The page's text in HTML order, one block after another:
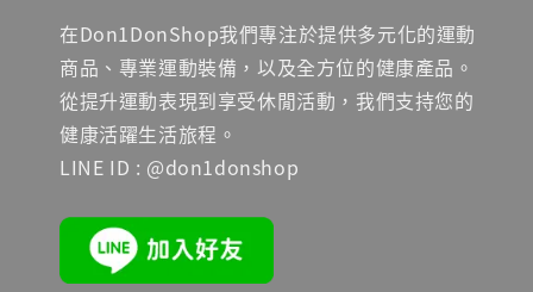
在Don1DonShop我們專注於提供多元化的運動
商品、專業運動裝備，以及全方位的健康產品。
從提升運動表現到享受休閒活動，我們支持您的
健康活躍生活旅程。
LINE ID : @don1donshop